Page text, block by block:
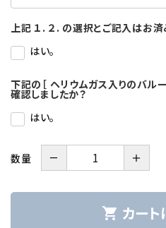
上記 １. ２. の選択とご記入はお済
はい。
下記の［ ヘリウムガス入りのバル
確認しましたか？
はい。
数量 － ＋
shopping_cart カー